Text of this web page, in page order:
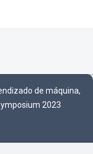
de máquina,
2023